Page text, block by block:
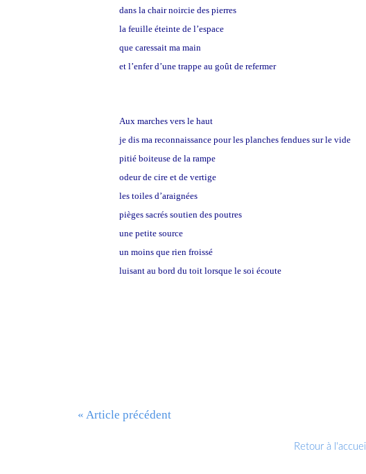
dans la chair noircie des pierres
la feuille éteinte de l’espace
que caressait ma main
et l’enfer d’une trappe au goût de refermer
Aux marches vers le haut
je dis ma reconnaissance pour les planches fendues sur le vide
pitié boiteuse de la rampe
odeur de cire et de vertige
les toiles d’araignées
pièges sacrés soutien des poutres
une petite source
un moins que rien froissé
luisant au bord du toit lorsque le soi écoute
« Article précédent
Retour à l'accueil